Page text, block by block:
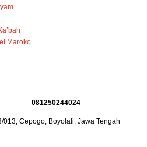
Maroko
: 081250244024
Cepogo, Boyolali, Jawa Tengah